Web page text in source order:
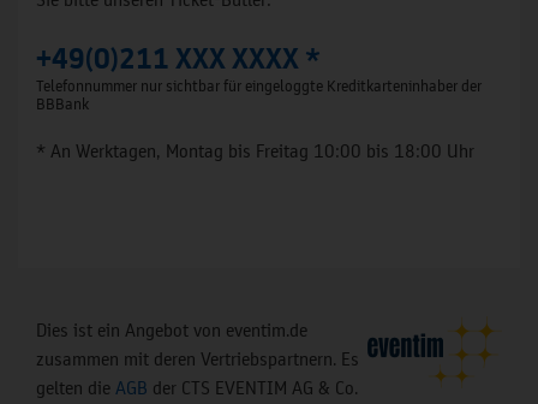
+49(0)211 XXX XXXX *
Telefonnummer nur sichtbar für eingeloggte Kreditkarteninhaber der
BBBank
* An Werktagen, Montag bis Freitag 10:00 bis 18:00 Uhr
Dies ist ein Angebot von eventim.de
zusammen mit deren Vertriebspartnern. Es
gelten die AGB der CTS EVENTIM AG & Co.